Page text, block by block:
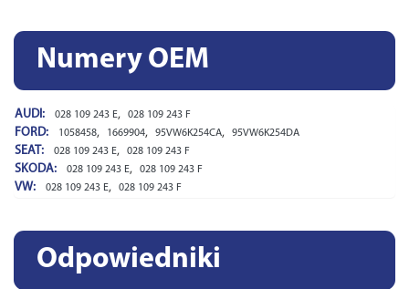
Numery OEM
AUDI: 028 109 243 E, 028 109 243 F
FORD: 1058458, 1669904, 95VW6K254CA, 95VW6K254DA
SEAT: 028 109 243 E, 028 109 243 F
SKODA: 028 109 243 E, 028 109 243 F
VW: 028 109 243 E, 028 109 243 F
Odpowiedniki